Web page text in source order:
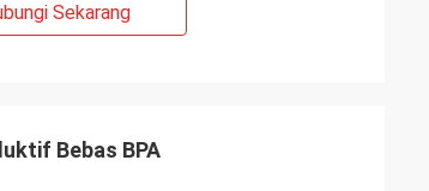
Sekarang
Bebas BPA